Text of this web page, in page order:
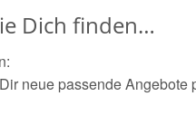
Dich finden…
neue passende Angebote